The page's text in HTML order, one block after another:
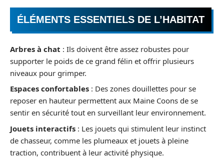
ÉLÉMENTS ESSENTIELS DE L’HABITAT
Arbres à chat : Ils doivent être assez robustes pour
supporter le poids de ce grand félin et offrir plusieurs
niveaux pour grimper.
Espaces confortables : Des zones douillettes pour se
reposer en hauteur permettent aux Maine Coons de se
sentir en sécurité tout en surveillant leur environnement.
Jouets interactifs : Les jouets qui stimulent leur instinct
de chasseur, comme les plumeaux et jouets à pleine
traction, contribuent à leur activité physique.